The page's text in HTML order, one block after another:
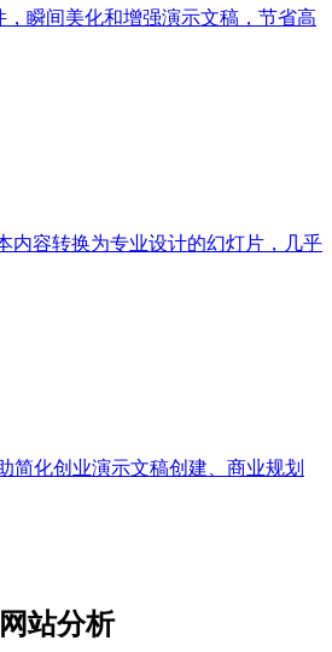
，瞬间美化和增强演示文稿，节省高
内容转换为专业设计的幻灯片，几乎
简化创业演示文稿创建、商业规划
站分析